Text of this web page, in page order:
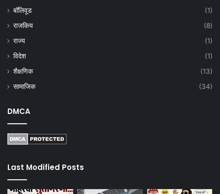
बॉलिवूड
(1)
राजकिय
(8)
राज्य
(1)
विदेश
(1)
शैक्षणिक
(13)
सामाजिक
(34)
DMCA
Last Modified Posts